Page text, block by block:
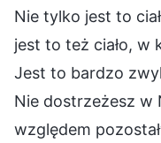
Nie tylko jest to
jest to też ciało, w
Jest to bardzo
Nie dostrzeżesz w
względem